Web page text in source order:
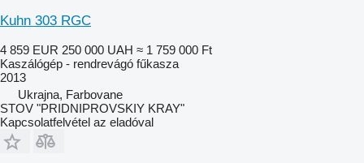
Kuhn 303 RGC
4 859 EUR 250 000 UAH ≈ 1 759 000 Ft
Kaszálógép - rendrevágó fűkasza
2013
Ukrajna, Farbovane
STOV "PRIDNIPROVSKIY KRAY"
Kapcsolatfelvétel az eladóval